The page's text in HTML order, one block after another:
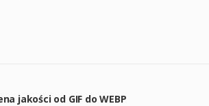
jakości od GIF do WEBP